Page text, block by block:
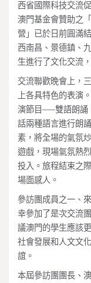
西省國際科技交流
澳門基金會贊助之
營」已於日前圓滿
西南昌、景德鎮、
生進行了文化交流
交流聯歡晚會上，
上各具特色的表演
演節目──雙語朗誦
話兩種語言進行朗
素，將全場的氣氛
遊戲，現場氣氛熱
投入。旅程結束之
場面感人。
參訪團成員之一、
幸參加了是次交流
議澳門的學生應該
社會發展和人文文
誼。
本屆參訪團團長、